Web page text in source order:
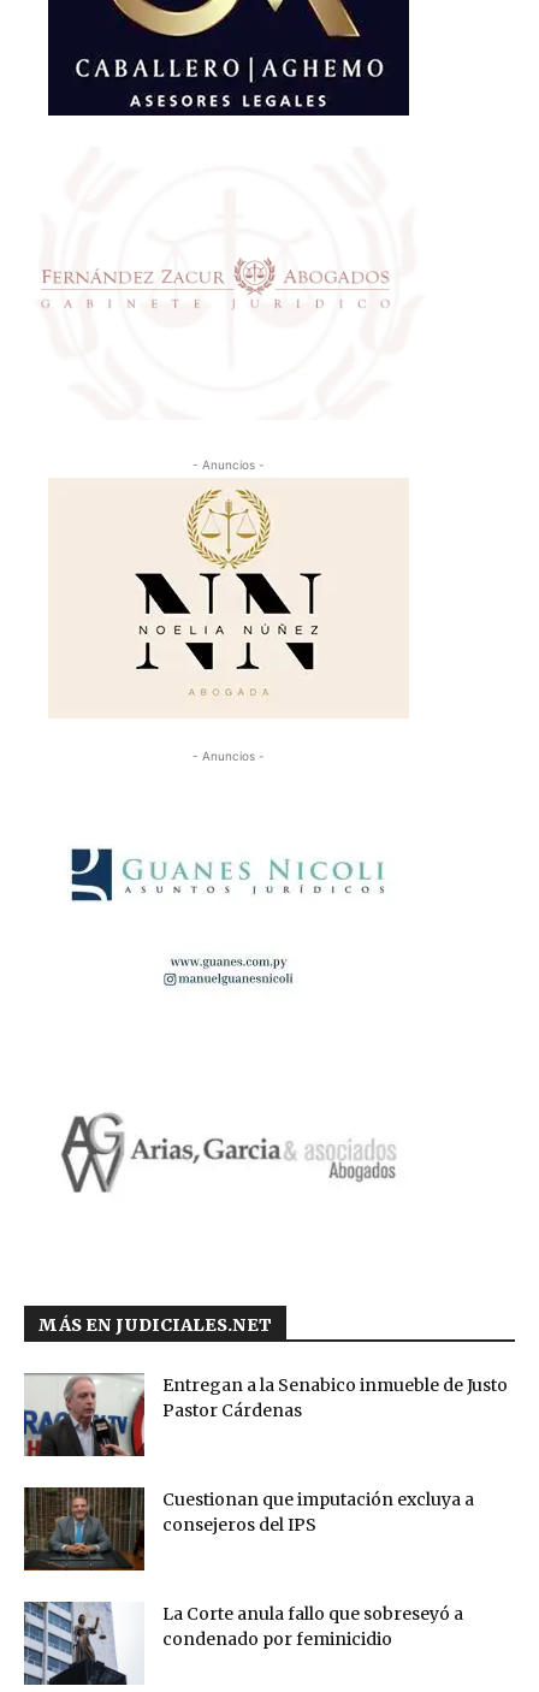
- Anuncios -
- Anuncios -
MÁS EN JUDICIALES.NET
Entregan a la Senabico inmueble de Justo
Pastor Cárdenas
Cuestionan que imputación excluya a
consejeros del IPS
La Corte anula fallo que sobreseyó a
condenado por feminicidio